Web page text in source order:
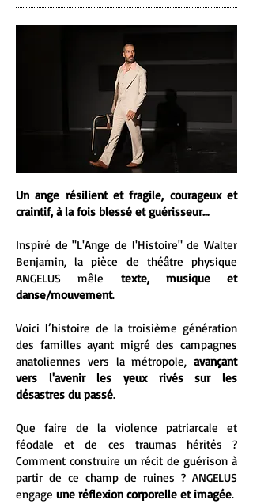
Un ange résilient et fragile, courageux et
craintif, à la fois blessé et guérisseur…
Inspiré de "L'Ange de l'Histoire" de Walter
Benjamin, la pièce de théâtre physique
ANGELUS mêle texte, musique et
danse/mouvement.
Voici l’histoire de la troisième génération
des familles ayant migré des campagnes
anatoliennes vers la métropole, avançant
vers l'avenir les yeux rivés sur les
désastres du passé.
Que faire de la violence patriarcale et
féodale et de ces traumas hérités ?
Comment construire un récit de guérison à
partir de ce champ de ruines ? ANGELUS
engage une réflexion corporelle et imagée.